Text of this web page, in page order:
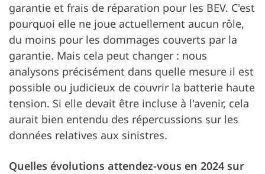
garantie et frais de réparation pour les BEV. C'est
pourquoi elle ne joue actuellement aucun rôle,
du moins pour les dommages couverts par la
garantie. Mais cela peut changer : nous
analysons précisément dans quelle mesure il est
possible ou judicieux de couvrir la batterie haute
tension. Si elle devait être incluse à l'avenir, cela
aurait bien entendu des répercussions sur les
données relatives aux sinistres.
Quelles évolutions attendez-vous en 2024 sur